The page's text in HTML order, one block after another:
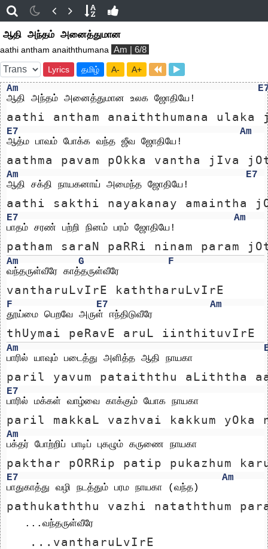
ஆதி அந்தம் அனைத்துமான
aathi antham anaiththumana Am | 6/8
Lyrics தமிழ் A- A+
Am
ஆதி அந்தம் அனைத்துமான உலக ஜோதியே!
aathi antham anaiththumana ulaka
E7
Am
ஆத்ம பாவம் போக்க வந்த ஜீவ ஜோதியே!
aathma pavam pOkka vantha jIva
Am
E7
ஆதி சக்தி நாயகனாய் அமைந்த ஜோதியே!
aathi sakthi nayakanay amaintha
E7
Am
பாதம் சரண் பற்றி நினம் பரம் ஜோதியே!
patham saraN paRRi ninam param
Am G
F
வந்தருள்வீரே காத்தருள்வீரே
vantharuLvIrE kaththaruLvIrE
F E7
Am
தூய்மை பெறவே அருள் ஈந்திடுவீரே
thUymai peRavE aruL iinthituvIrE
Am
பாரில் யாவும் படைத்து அளித்த ஆதி நாயகா
paril yavum pataiththu aLiththa
E7
பாரில் மக்கள் வாழ்வை காக்கும் யோக நாயகா
paril makkaL vazhvai kakkum yOka
Am
பக்தர் போற்றிப் பாடிப் புகழும் கருணை நாயகா
pakthar pORRip patip pukazhum
E7
Am
பாதுகாத்து வழி நடத்தும் பரம நாயகா (வந்த)
pathukaththu vazhi nataththum
   ...வந்தருள்வீரே
   ...vantharuLvIrE